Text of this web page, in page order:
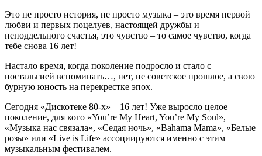
Это не просто история, не просто музыка – это время первой
любви и первых поцелуев, настоящей дружбы и
неподдельного счастья, это чувство – то самое чувство, когда
тебе снова 16 лет!
Настало время, когда поколение подросло и стало с
ностальгией вспоминать…, нет, не советское прошлое, а свою
бурную юность на перекрестке эпох.
Сегодня «Дискотеке 80-х» – 16 лет! Уже выросло целое
поколение, для кого «You’re My Heart, You’re My Soul»,
«Музыка нас связала», «Седая ночь», «Bahama Mama», «Белые
розы» или «Live is Life» ассоциируются именно с этим
музыкальным фестивалем.